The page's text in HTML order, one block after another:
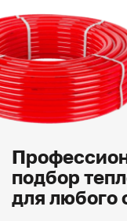
подбор
для любого